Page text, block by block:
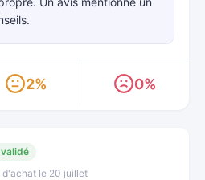
2% 0%
d'achat le 20 juillet